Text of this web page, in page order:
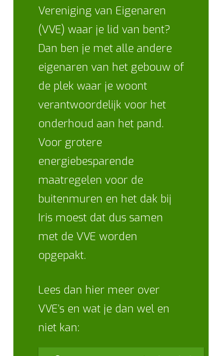
Vereniging van Eigenaren
(VVE) waar je lid van bent?
Dan ben je met alle andere
eigenaren van het gebouw of
de plek waar je woont
verantwoordelijk voor het
onderhoud aan het pand.
Voor grotere
energiebesparende
maatregelen voor de
buitenmuren en het dak bij
Iris moest dat dus samen
met de VVE worden
opgepakt.
Lees dan hier meer over
VVE’s en wat je dan wel en
niet kan: